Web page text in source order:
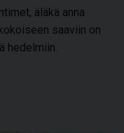
äläkä anna
saaviin on
hedelmiin.